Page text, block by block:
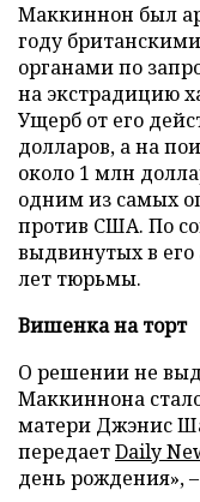
Маккиннон был
году
органами по
на экстрадицию
Ущерб от его
долларов, а на
около 1 млн
одним из самых
против США. По
выдвинутых в
лет тюрьмы.
Вишенка на торт
О решении не
Маккиннона
матери Джэнис
передаетDaily
день рождения»,